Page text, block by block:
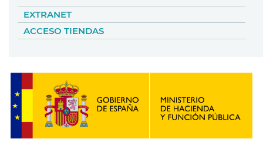
EXTRANET
ACCESO TIENDAS